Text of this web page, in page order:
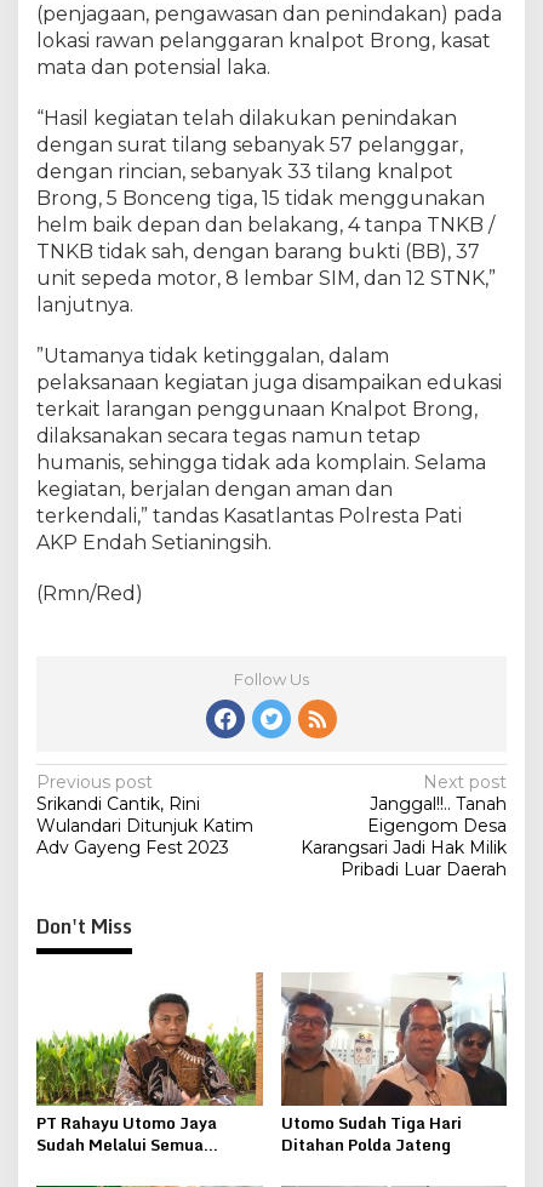
(penjagaan, pengawasan dan penindakan) pada
lokasi rawan pelanggaran knalpot Brong, kasat
mata dan potensial laka.
“Hasil kegiatan telah dilakukan penindakan
dengan surat tilang sebanyak 57 pelanggar,
dengan rincian, sebanyak 33 tilang knalpot
Brong, 5 Bonceng tiga, 15 tidak menggunakan
helm baik depan dan belakang, 4 tanpa TNKB /
TNKB tidak sah, dengan barang bukti (BB), 37
unit sepeda motor, 8 lembar SIM, dan 12 STNK,”
lanjutnya.
”Utamanya tidak ketinggalan, dalam
pelaksanaan kegiatan juga disampaikan edukasi
terkait larangan penggunaan Knalpot Brong,
dilaksanakan secara tegas namun tetap
humanis, sehingga tidak ada komplain. Selama
kegiatan, berjalan dengan aman dan
terkendali,” tandas Kasatlantas Polresta Pati
AKP Endah Setianingsih.
(Rmn/Red)
Follow Us
Post
navigation
Previous post
Srikandi Cantik, Rini
Wulandari Ditunjuk Katim
Adv Gayeng Fest 2023
Next post
Janggal!!.. Tanah
Eigengom Desa
Karangsari Jadi Hak Milik
Pribadi Luar Daerah
Don't Miss
PT Rahayu Utomo Jaya
Sudah Melalui Semua
Utomo Sudah Tiga Hari
Ditahan Polda Jateng